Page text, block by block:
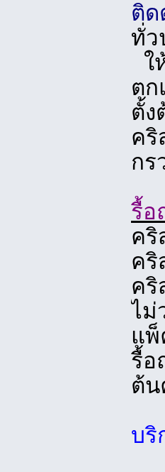
ติด
ทั่
ใ
ต
ตั้ง
ค
กร
รื้อ
คริ
คริ
คริ
ไม่
แพ็
รื้อ
ต้น
บริ